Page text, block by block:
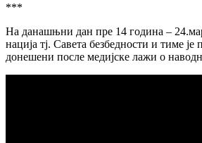
***
На данашњни дан пре 14 година –
нација тј. Савета безбедности и тиме
донешени после медијске лажи о